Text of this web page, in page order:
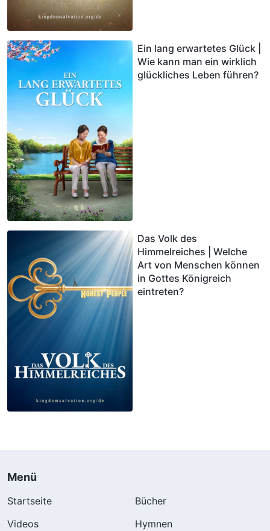
Ein lang erwartetes Glück |
Wie kann man ein wirklich
glückliches Leben führen?
Das Volk des
Himmelreiches | Welche
Art von Menschen können
in Gottes Königreich
eintreten?
Menü
Startseite
Bücher
Videos
Hymnen